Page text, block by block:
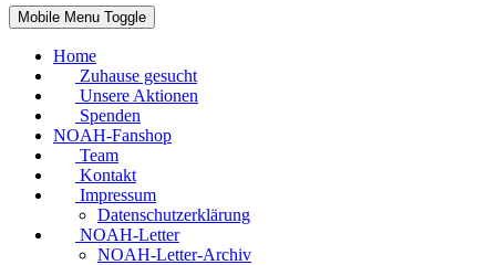
Mobile Menu Toggle
Home
Zuhause gesucht
Unsere Aktionen
Spenden
NOAH-Fanshop
Team
Kontakt
Impressum
Datenschutzerklärung
NOAH-Letter
NOAH-Letter-Archiv